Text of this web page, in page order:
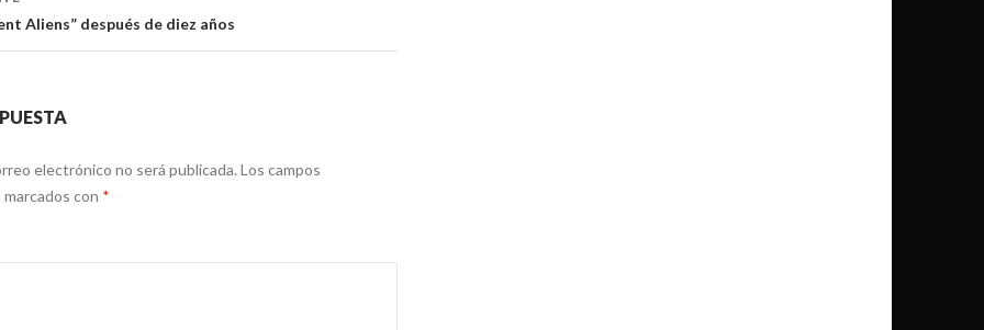
Aliens” después de diez años
electrónico no será publicada. Los campos
con *